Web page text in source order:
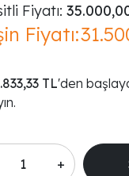
Fiyatı:
Fiyatı:
TL'den
+